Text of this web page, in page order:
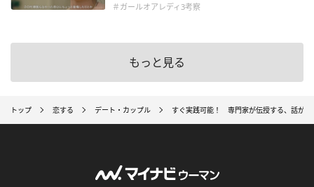
＃ガールオアレディ3考察
もっと見る
トップ 恋する デート・カップル すぐ実践可能！ 専門家が伝授する、話が